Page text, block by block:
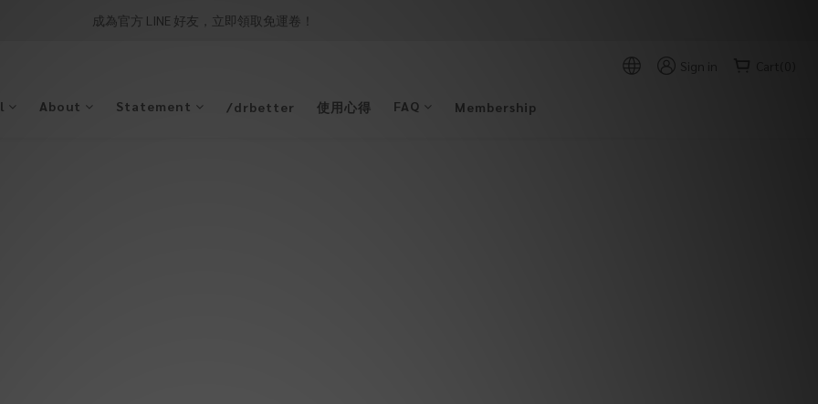
成為官方 LINE 好友，立即領取免運卷！
Sign in
About Statement /drbetter 使用心得 FAQ Membership